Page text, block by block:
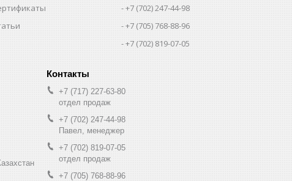
+7 (702) 247-44-98
+7 (705) 768-88-96
+7 (702) 819-07-05
+7 (717) 227-63-80
отдел продаж
+7 (702) 247-44-98
Павел, менеджер
+7 (702) 819-07-05
отдел продаж
+7 (705) 768-88-96